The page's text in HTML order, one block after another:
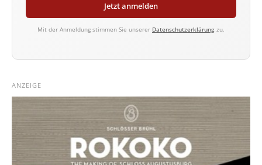
Jetzt anmelden
Mit der Anmeldung stimmen Sie unserer Datenschutzerklärung zu.
ANZEIGE